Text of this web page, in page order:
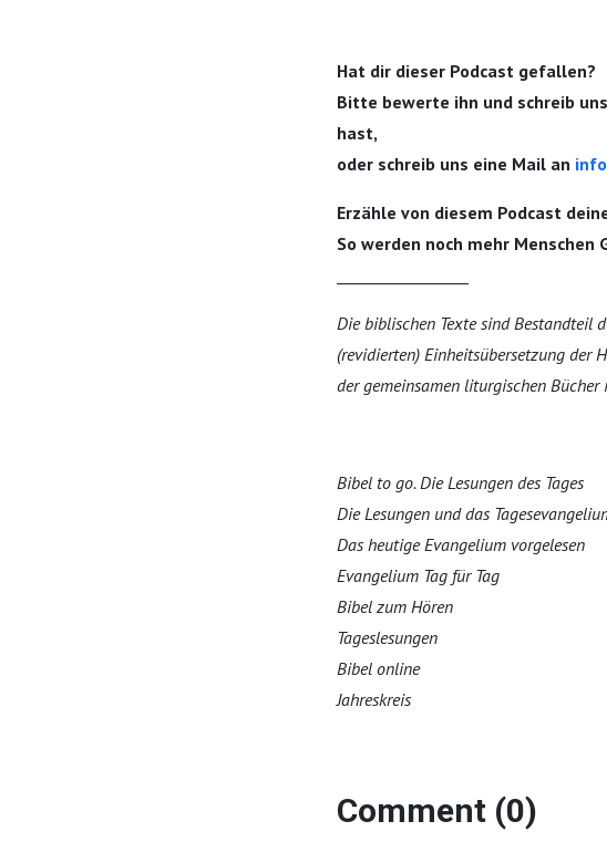
Hat dir dieser Podcast gefallen?
Bitte bewerte ihn und schreib
hast,
oder schreib uns eine Mail an
Erzähle von diesem Podcast
So werden noch mehr
Die biblischen Texte sind Bestandteil
(revidierten) Einheitsübersetzung der
der gemeinsamen liturgischen Bücher
Bibel to go. Die Lesungen des Tages
Die Lesungen und das
Das heutige Evangelium vorgelesen
Evangelium Tag für Tag
Bibel zum Hören
Tageslesungen
Bibel online
Jahreskreis
Comment (0)